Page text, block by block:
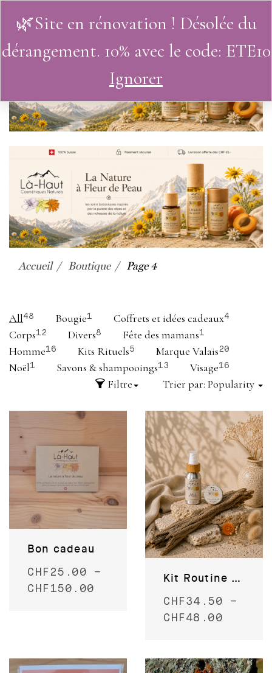
0
Accueil Boutique Page 4
All48 Bougie1 Coffrets et idées cadeaux4
Corps12 Divers8 Fête des mamans1
Homme16 Kits Rituels5 Marque Valais20
Noël1 Savons & shampooings13 Visage16
Filtre Trier par: Popularity
Bon cadeau
CHF 25.00 –
CHF 150.00
Kit Routine visage – pour le soir
CHF 34.50 –
CHF 48.00
🌿Site en rénovation ! Désolée du
dérangement. 10% avec le code: ETE10
Ignorer